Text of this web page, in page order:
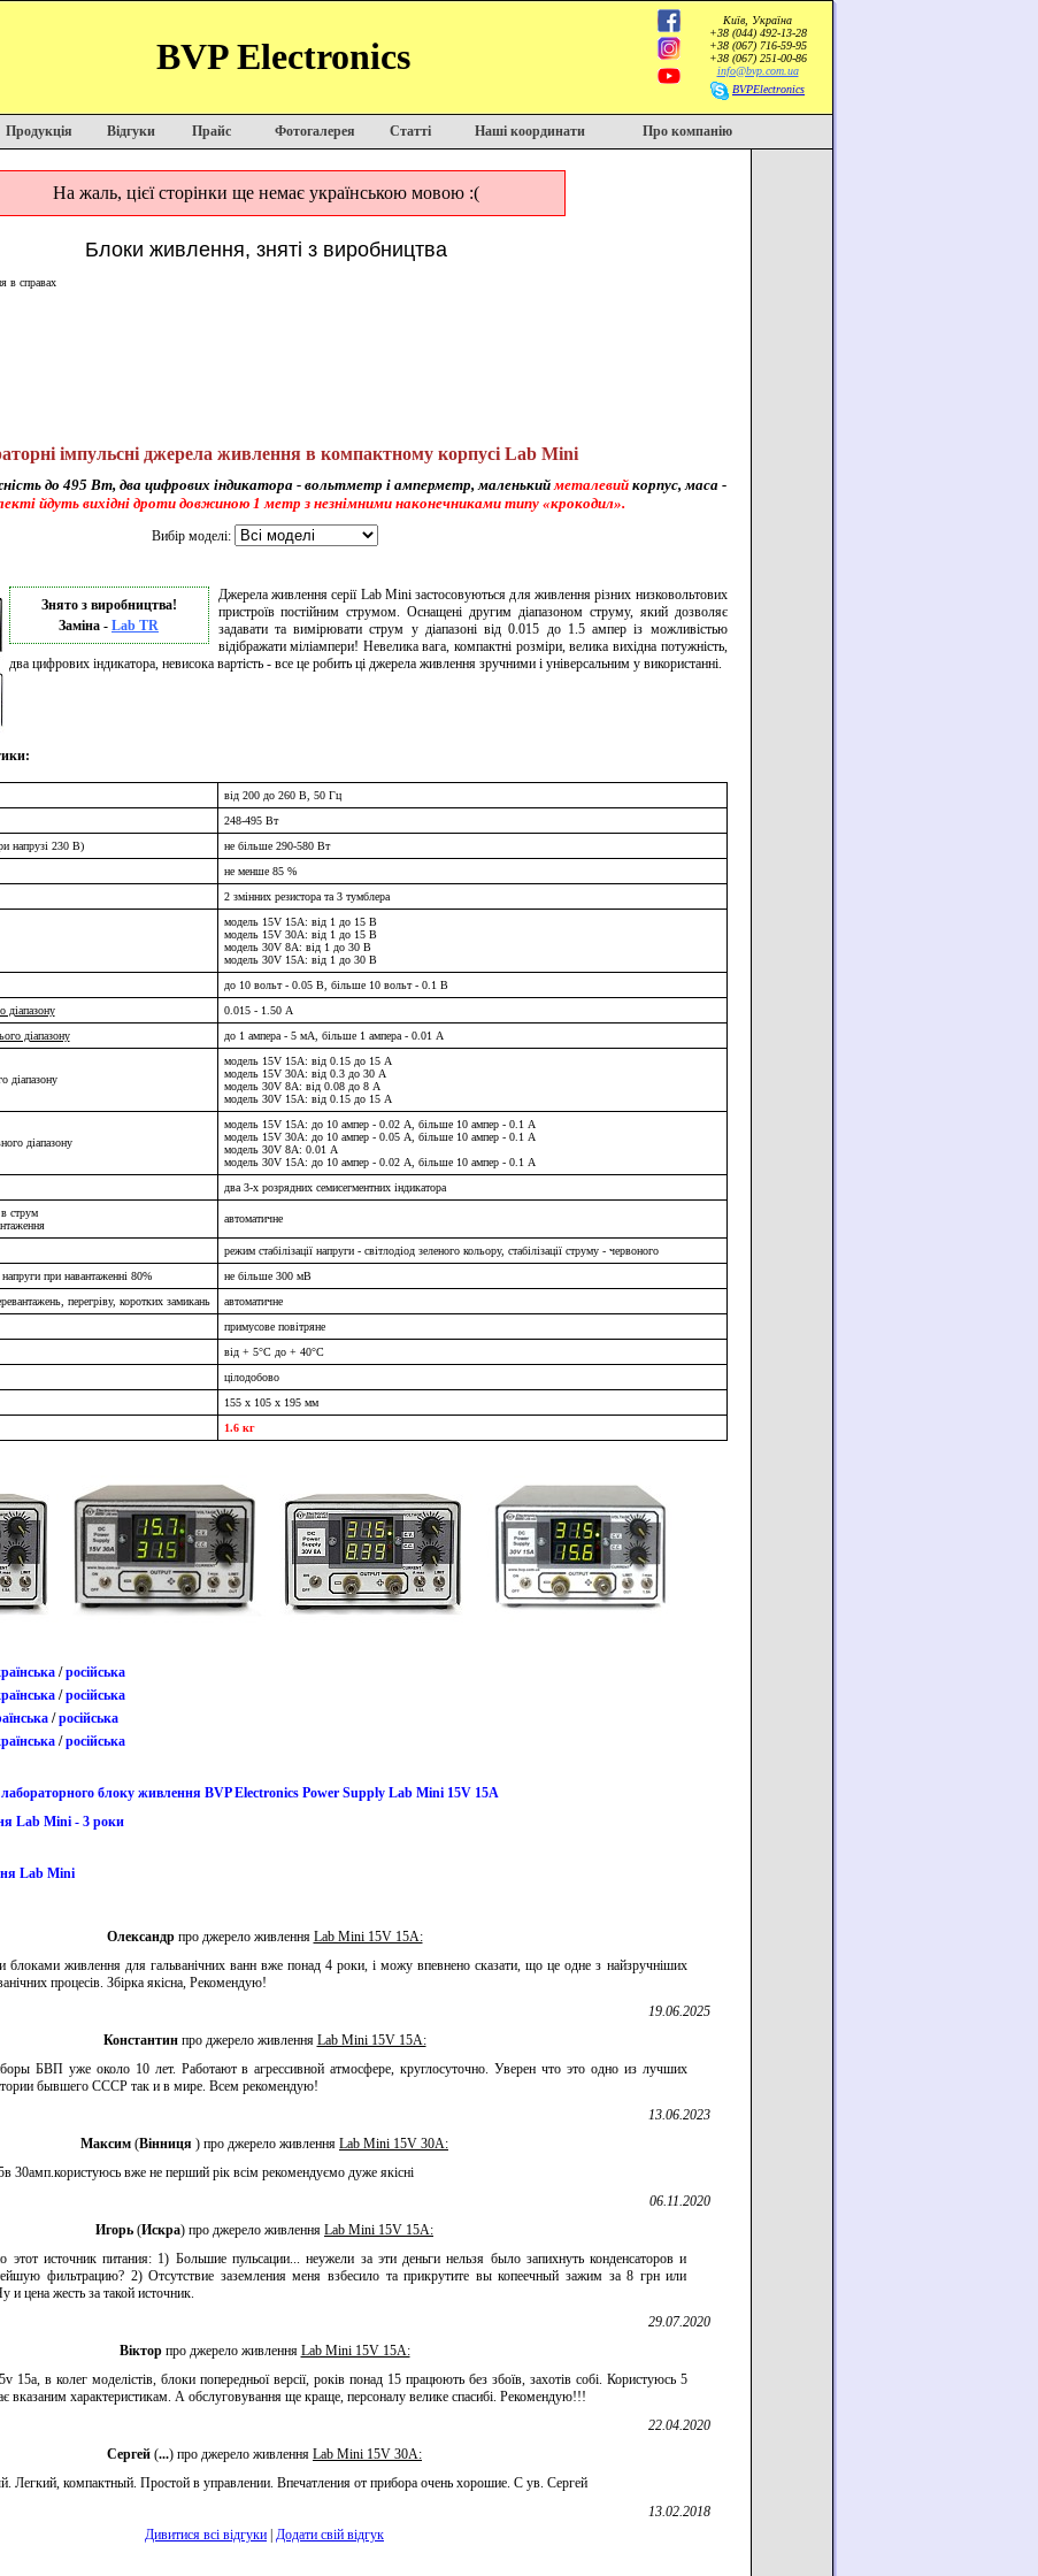
BVP Electronics
Київ, Україна
+38 (044) 492-13-28
+38 (067) 716-59-95
+38 (067) 251-00-86
info@bvp.com.ua
BVPElectronics
Продукція Відгуки Прайс Фотогалерея Статті Наші координати Про компанію
На жаль, цієї сторінки ще немає українською мовою :(
Блоки живлення, зняті з виробництва
в справах
імпульсні джерела живлення в компактному корпусі Lab Mini
до 495 Вт, два цифрових індикатора - вольтметр і амперметр, маленькийметалевийкорпус, маса -
йдуть вихідні дроти довжиною 1 метр з незнімними наконечниками типу «крокодил».
Вибір моделі:
Знято з виробництва!
Заміна - Lab TR
Джерела живлення серії Lab Mini застосовуються для живлення різних низковольтових
пристроїв постійним струмом. Оснащені другим діапазоном струму, який дозволяє
задавати та вимірювати струм у діапазоні від 0.015 до 1.5 ампер із можливістью
відібражати міліампери! Невелика вага, компактні розміри, велика вихідна потужність,
два цифрових індикатора, невисока вартість - все це робить ці джерела живлення зручними і універсальним у використанні.
від 200 до 260 В, 50 Гц
248-495 Вт
напрузі 230 В)
не більше 290-580 Вт
не менше 85 %
2 змінних резистора та 3 тумблера
модель 15V 15A: від 1 до 15 В
модель 15V 30A: від 1 до 15 В
модель 30V 8A: від 1 до 30 В
модель 30V 15A: від 1 до 30 В
до 10 вольт - 0.05 В, більше 10 вольт - 0.1 В
діапазону
0.015 - 1.50 А
діапазону до 1 ампера - 5 мА, більше 1 ампера - 0.01 А
діапазону
модель 15V 15A: від 0.15 до 15 A
модель 15V 30A: від 0.3 до 30 A
модель 30V 8A: від 0.08 до 8 A
модель 30V 15A: від 0.15 до 15 А
діапазону
модель 15V 15A: до 10 ампер - 0.02 А, більше 10 ампер - 0.1 А
модель 15V 30A: до 10 ампер - 0.05 А, більше 10 ампер - 0.1 А
модель 30V 8A: 0.01 А
модель 30V 15A: до 10 ампер - 0.02 А, більше 10 ампер - 0.1 А
два 3-х розрядних семисегментних індикатора
в струм
автоматичне
режим стабілізації напруги - світлодіод зеленого кольору, стабілізації струму - червоного
при навантаженні 80%
не більше 300 мВ
перегріву, коротких замикань
автоматичне
примусове повітряне
від + 5°C до + 40°C
цілодобово
155 х 105 х 195 мм
1.6 кг
/російська
/російська
/російська
/російська
лабораторного блоку живлення BVP Electronics Power Supply Lab Mini 15V 15A
Lab Mini - 3 роки
Lab Mini
Олександр про джерело живлення Lab Mini 15V 15A:
блоками живлення для гальванічних ванн вже понад 4 роки, і можу впевнено сказати, що це одне з найзручніших
процесів. Збірка якісна, Рекомендую!
19.06.2025
Константинпро джерело живлення Lab Mini 15V 15A:
БВП уже около 10 лет. Работают в агрессивной атмосфере, круглосуточно. Уверен что это одно из лучших
бывшего СССР так и в мире. Всем рекомендую!
13.06.2023
Максим (Вінниця ) про джерело живлення Lab Mini 15V 30A:
30амп.користуюсь вже не перший рік всім рекомендуємо дуже якісні
06.11.2020
Игорь (Искра) про джерело живлення Lab Mini 15V 15A:
источник питания: 1) Большие пульсации... неужели за эти деньги нельзя было запихнуть конденсаторов и
фильтрацию? 2) Отсутствие заземления меня взбесило та прикрутите вы копеечный зажим за 8 грн или
и цена жесть за такой источник.
29.07.2020
Віктор про джерело живлення Lab Mini 15V 15A:
в колег моделістів, блоки попередньої версії, років понад 15 працюють без збоїв, захотів собі. Користуюсь 5
вказаним характеристикам. А обслуговування ще краще, персоналу велике спасибі. Рекомендую!!!
22.04.2020
Сергей (...) про джерело живлення Lab Mini 15V 30A:
Легкий, компактный. Простой в управлении. Впечатления от прибора очень хорошие. С ув. Сергей
13.02.2018
Дивитися всі відгуки Додати свій відгук